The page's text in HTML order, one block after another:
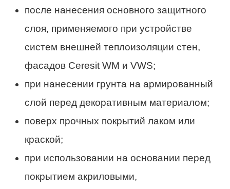
после нанесения основного защитного
слоя, применяемого при устройстве
систем внешней теплоизоляции стен,
фасадов Ceresit WM и VWS;
при нанесении грунта на армированный
слой перед декоративным материалом;
поверх прочных покрытий лаком или
краской;
при использовании на основании перед
покрытием акриловыми,